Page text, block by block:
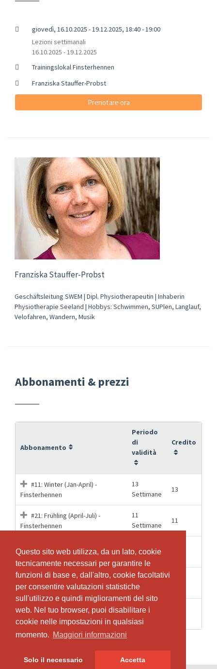
Questo sito web utilizza, da un lato, cookie
tecnicamente necessari per garantire le
funzioni di base e, dall'altro, cookie facoltativi
per consentire valutazioni statistiche
sull'utilizzo e quindi miglioramenti del sito
web. Nel tuo browser, puoi disabilitare i
cookie nelle impostazioni in qualsiasi
momento. Maggiori informazioni
Solo il necessario Accetta
Questo sito web utilizza, da un lato, cookie
tecnicamente necessari per garantire le
funzioni di base e, dall'altro, cookie facoltativi
per consentire valutazioni statistiche
sull'utilizzo e quindi miglioramenti del sito
web. Nel tuo browser, puoi disabilitare i
cookie nelle impostazioni in qualsiasi
momento. Maggiori informazioni
Solo il necessario Accetta
giovedì, 16.10.2025 - 19.12.2025, 18:40 - 19:00
Lezioni settimanali
16.10.2025 - 19.12.2025
Trainingslokal Finsterhennen
Franziska Stauffer-Probst
Prenotare ora
Franziska Stauffer-Probst
Geschäftsleitung SWEM | Dipl. Physiotherapeutin | Inhaberin
Physiotherapie Seeland | Hobbys: Schwimmen, SUPlen, Langlauf,
Velofahren, Wandern, Musik
Abbonamenti & prezzi
Abbonamento
Periodo
di
validità
Credito
#11: Winter (Jan-April) -
Finsterhennen
13
Settimane
13
#21: Frühling (April-Juli) -
Finsterhennen
11
Settimane
11
#31: Sommer (Aug-Sept) -
Finsterhennen
Settimane
#41: Herbst (Okt-Dez) -
Finsterhennen
10
Settimane
Jahresabo Zusatztraining
Ballance - Finsterhennen
12 Mesi